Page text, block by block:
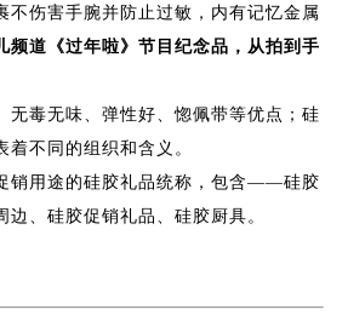
不伤害手腕并防止过敏，内有记忆金属
频道《过年啦》节目纪念品，从拍到手
无毒无味、弹性好、惚佩带等优点；硅
着不同的组织和含义。
销用途的硅胶礼品统称，包含——硅胶
边、硅胶促销礼品、硅胶厨具。